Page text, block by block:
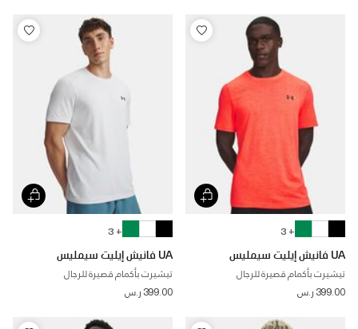
+ 3
UA فانيش إيليت سيمليس
تيشيرت بأكمام قصيرة للرجال
399.00 ر.س
+ 3
UA فانيش إيليت سيمليس
تيشيرت بأكمام قصيرة للرجال
399.00 ر.س